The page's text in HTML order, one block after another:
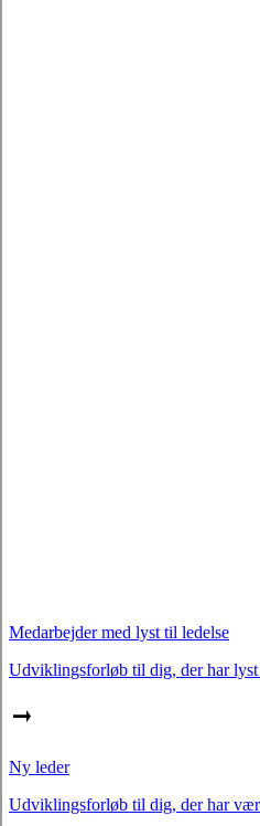
Medarbejder med lyst til ledelse
Udviklingsforløb til dig, der har lyst
Ny leder
Udviklingsforløb til dig, der har